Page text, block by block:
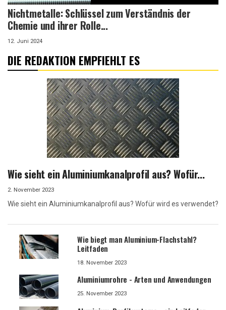
Nichtmetalle: Schlüssel zum Verständnis der
Chemie und ihrer Rolle...
12. Juni 2024
DIE REDAKTION EMPFIEHLT ES
Wie sieht ein Aluminiumkanalprofil aus? Wofür...
2. November 2023
Wie sieht ein Aluminiumkanalprofil aus? Wofür wird es verwendet?
Wie biegt man Aluminium-Flachstahl?
Leitfaden
18. November 2023
Aluminiumrohre - Arten und Anwendungen
25. November 2023